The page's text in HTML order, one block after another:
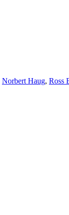
Norbert Haug, Ross